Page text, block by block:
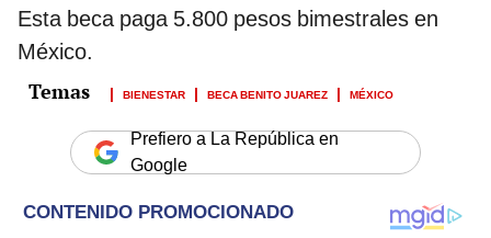
Esta beca paga 5.800 pesos bimestrales en
México.
BIENESTAR BECA BENITO JUAREZ MÉXICO
Prefiero a La República en
Google